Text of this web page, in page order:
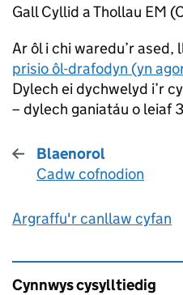
Gall Cyllid a Thollau EM (
Ar ôl i chi waredu’r ased,
prisio ôl-drafodyn (yn
Dylech ei dychwelyd i’r
– dylech ganiatáu o leiaf
Blaenorol
:
Cadw cofnodion
Argraffu'r canllaw cyfan
Cynnwys cysylltiedig